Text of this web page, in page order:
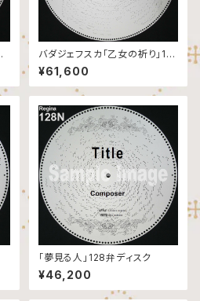
バダジェフスカ「乙女の祈り」17
0弁ディスク
¥61,600
「夢見る人」128弁ディスク
¥46,200